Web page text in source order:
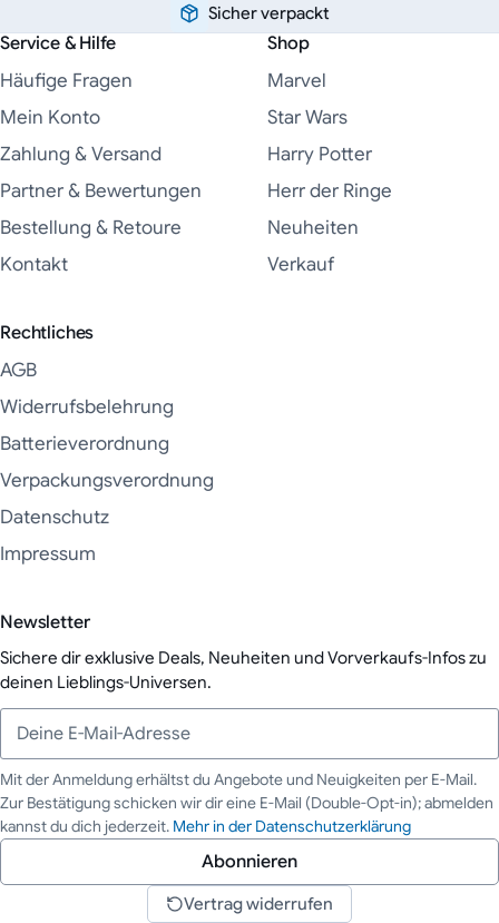
Sicher verpackt
Service & Hilfe
Häufige Fragen
Mein Konto
Zahlung & Versand
Partner & Bewertungen
Bestellung & Retoure
Kontakt
Shop
Marvel
Star Wars
Harry Potter
Herr der Ringe
Neuheiten
Verkauf
Rechtliches
AGB
Widerrufsbelehrung
Batterieverordnung
Verpackungsverordnung
Datenschutz
Impressum
Newsletter
Sichere dir exklusive Deals, Neuheiten und Vorverkaufs-Infos zu
deinen Lieblings-Universen.
Deine E-Mail-Adresse
Mit der Anmeldung erhältst du Angebote und Neuigkeiten per E-Mail.
Zur Bestätigung schicken wir dir eine E-Mail (Double-Opt-in); abmelden
kannst du dich jederzeit. Mehr in der Datenschutzerklärung
Abonnieren
Vertrag widerrufen